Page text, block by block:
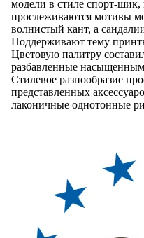
модели в стиле спорт-шик,
прослеживаются мотивы
волнистый кант, а
Поддерживают тему
Цветовую палитру
разбавленные
Стилевое разнообразие
представленных
лаконичные однотонные